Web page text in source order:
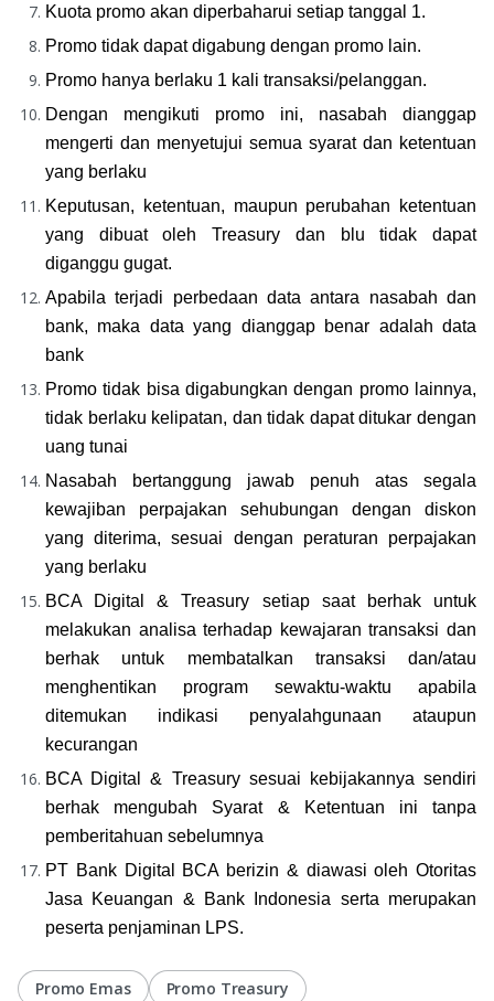
Kuota promo akan diperbaharui setiap tanggal 1.
Promo tidak dapat digabung dengan promo lain.
Promo hanya berlaku 1 kali transaksi/pelanggan.
Dengan mengikuti promo ini, nasabah dianggap
mengerti dan menyetujui semua syarat dan ketentuan
yang berlaku
Keputusan, ketentuan, maupun perubahan ketentuan
yang dibuat oleh Treasury dan blu tidak dapat
diganggu gugat.
Apabila terjadi perbedaan data antara nasabah dan
bank, maka data yang dianggap benar adalah data
bank
Promo tidak bisa digabungkan dengan promo lainnya,
tidak berlaku kelipatan, dan tidak dapat ditukar dengan
uang tunai
Nasabah bertanggung jawab penuh atas segala
kewajiban perpajakan sehubungan dengan diskon
yang diterima, sesuai dengan peraturan perpajakan
yang berlaku
BCA Digital & Treasury setiap saat berhak untuk
melakukan analisa terhadap kewajaran transaksi dan
berhak untuk membatalkan transaksi dan/atau
menghentikan program sewaktu-waktu apabila
ditemukan indikasi penyalahgunaan ataupun
kecurangan
BCA Digital & Treasury sesuai kebijakannya sendiri
berhak mengubah Syarat & Ketentuan ini tanpa
pemberitahuan sebelumnya
PT Bank Digital BCA berizin & diawasi oleh Otoritas
Jasa Keuangan & Bank Indonesia serta merupakan
peserta penjaminan LPS.
Promo Emas Promo Treasury